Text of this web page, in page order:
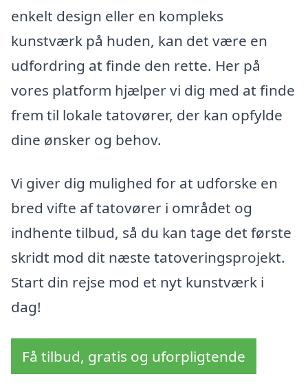
enkelt design eller en kompleks
kunstværk på huden, kan det være en
udfordring at finde den rette. Her på
vores platform hjælper vi dig med at finde
frem til lokale tatovører, der kan opfylde
dine ønsker og behov.
Vi giver dig mulighed for at udforske en
bred vifte af tatovører i området og
indhente tilbud, så du kan tage det første
skridt mod dit næste tatoveringsprojekt.
Start din rejse mod et nyt kunstværk i
dag!
Få tilbud, gratis og uforpligtende